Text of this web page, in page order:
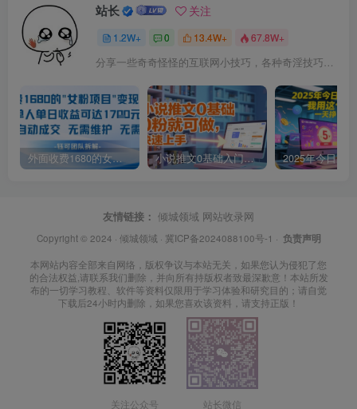
站长 关注
1.2W+ 0 13.4W+ 67.8W+
分享一些奇奇怪怪的互联网小技巧，各种奇淫技巧都在本站。
外面收费1680的女粉项目变现，单人单日收益可达1.7k，全自动成交无需维护 小说推文0基础入门教程，0粉就可做，快速上手
友情链接： 倾城领域 网站收录网
Copyright © 2024 · 倾城领域 · 冀ICP备2024088100号-1 · 负责声明
本网站内容全部来自网络，版权争议与本站无关，如果您认为侵犯了您
的合法权益,请联系我们删除，并向所有持版权者致最深歉意！本站所发
布的一切学习教程、软件等资料仅限用于学习体验和研究目的；请自觉
下载后24小时内删除，如果您喜欢该资料，请支持正版！
关注公众号 站长微信